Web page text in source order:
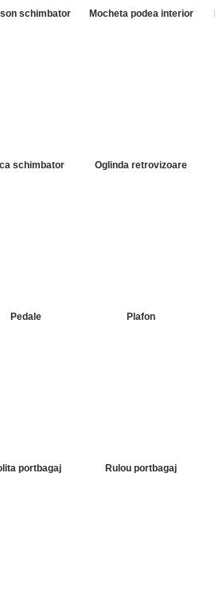
schimbator Mocheta podea interior
schimbator Oglinda retrovizoare
Pedale Plafon
portbagaj Rulou portbagaj